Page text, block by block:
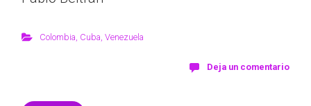
Colombia Cuba Venezuela
Deja un comentario